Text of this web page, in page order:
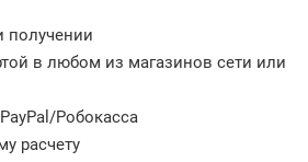
в любом из магазинов сети или
Робокасса
расчету